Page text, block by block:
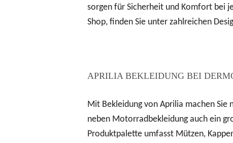
sorgen für Sicherheit und Komfort bei
Shop, finden Sie unter zahlreichen
APRILIA BEKLEIDUNG BEI
Mit Bekleidung von Aprilia machen
neben Motorradbekleidung auch ein
Produktpalette umfasst Mützen,